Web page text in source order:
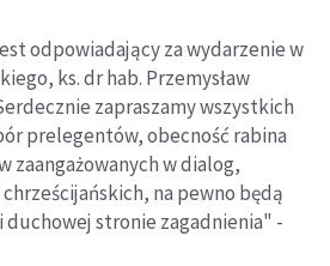
odpowiadający za wydarzenie w
ks. dr hab. Przemysław
zapraszamy wszystkich
prelegentów, obecność rabina
zaangażowanych w dialog,
na pewno będą
duchowej stronie zagadnienia" -